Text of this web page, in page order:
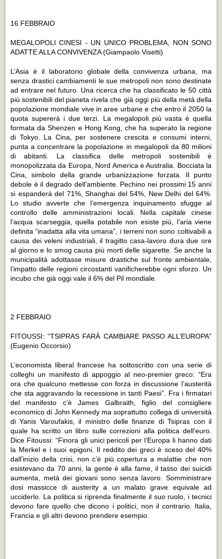
16 FEBBRAIO
MEGALOPOLI CINESI - UN UNICO PROBLEMA, NON SONO
ADATTE ALLA CONVIVENZA(Giampaolo Visetti)
L’Asia è il laboratorio globale della convivenza urbana, ma
senza drastici cambiamenti le sue metropoli non sono destinate
ad entrare nel futuro. Una ricerca che ha classificato le 50 città
più sostenibili del pianeta rivela che già oggi più della metà della
popolazione mondiale vive in aree urbane e che entro il 2050 la
quota supererà i due terzi. La megalopoli più vasta è quella
formata da Shenzen e Hong Kong, che ha superato la regione
di Tokyo. La Cina, per sostenere crescita e consumi interni,
punta a concentrare la popolazione in megalopoli da 80 milioni
di abitanti. La classifica delle metropoli sostenibili è
monopolizzata da Europa, Nord America e Australia. Bocciata la
Cina, simbolo della grande urbanizzazione forzata. Il punto
debole è il degrado dell’ambiente. Pechino nei prossimi 15 anni
si espanderà del 71%, Shanghai del 54%, New Delhi del 64%.
Lo studio avverte che l’emergenza inquinamento sfugge al
controllo delle amministrazioni locali. Nella capitale cinese
l’acqua scarseggia, quella potabile non esiste più, l’aria viene
definita “inadatta alla vita umana”, i terreni non sono coltivabili a
causa dei veleni industriali, il tragitto casa-lavoro dura due ore
al giorno e lo smog causa più morti delle sigarette. Se anche la
municipalità adottasse misure drastiche sul fronte ambientale,
l’impatto delle regioni circostanti vanificherebbe ogni sforzo. Un
incubo che già oggi vale il 6% del Pil mondiale.
2 FEBBRAIO
FITOUSSI: “TSIPRAS FARÀ CAMBIARE PASSO ALL’EUROPA”
(Eugenio Occorsio)
L’economista liberal francese ha sottoscritto con una serie di
colleghi un manifesto di appoggio al neo-premier greco: “Era
ora che qualcuno mettesse con forza in discussione l’austerità
che sta aggravando la recessione in tanti Paesi”. Fra i firmatari
del manifesto c’è James Galbraith, figlio del consigliere
economico di John Kennedy ma soprattutto collega di università
di Yanis Varoufakis, il ministro delle finanze di Tsipras con il
quale ha scritto un libro sulle correzioni alla politica dell’euro.
Dice Fitoussi: “Finora gli unici pericoli per l’Europa li hanno dati
la Merkel e i suoi epigoni. Il reddito dei greci è sceso del 40%
dall’inizio della crisi, non c’è più copertura a malattie che non
esistevano da 70 anni, la gente è alla fame, il tasso dei suicidi
aumenta, metà dei giovani sono senza lavoro. Somministrare
dosi massicce di austerity a un malato grave equivale ad
ucciderlo. La politica si riprenda finalmente il suo ruolo, i tecnici
devono fare quello che dicono i politici, non il contrario. Italia,
Francia e gli altri devono prendere esempio.